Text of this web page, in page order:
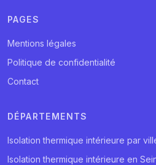
PAGES
Mentions légales
Politique de confidentialité
Contact
DÉPARTEMENTS
Isolation thermique intérieure par
Isolation thermique intérieure en